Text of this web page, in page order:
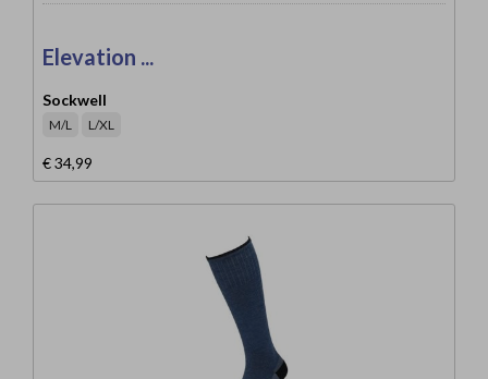
Elevation ...
Sockwell
M/L L/XL
€ 34,99